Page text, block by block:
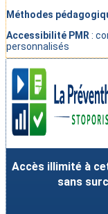
Méthodes
Accessibilité PMR :
personnalisés
Accès illimité à
sans